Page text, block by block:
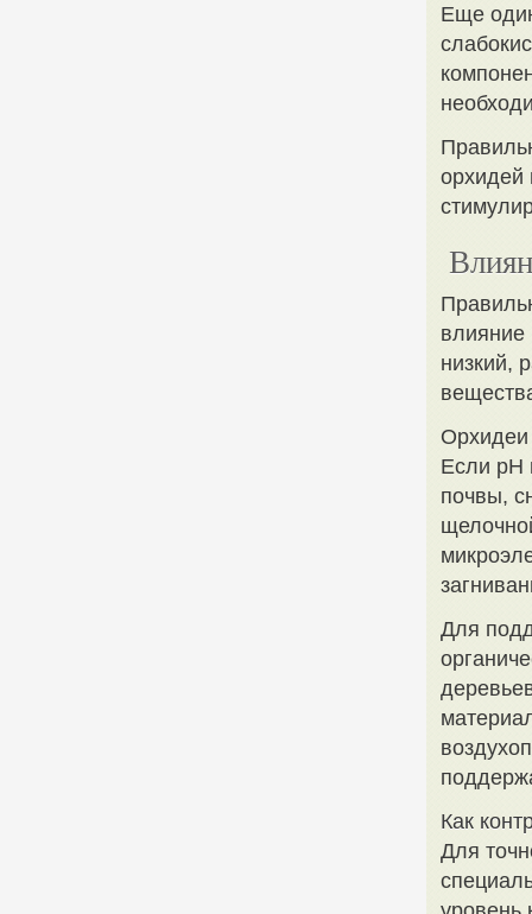
Еще
орхидей
влияние
низкий,
Орхидеи
Если pH
почвы,
Для
Как
Для